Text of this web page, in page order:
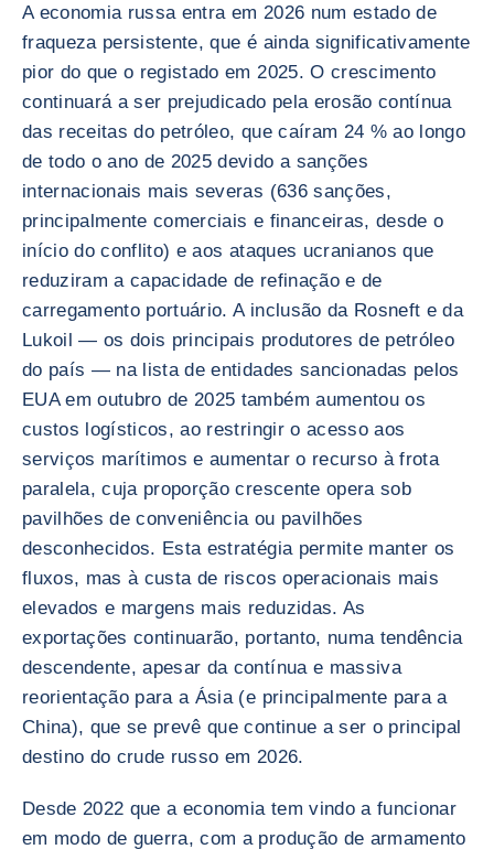
A economia russa entra em 2026 num estado de
fraqueza persistente, que é ainda significativamente
pior do que o registado em 2025. O crescimento
continuará a ser prejudicado pela erosão contínua
das receitas do petróleo, que caíram 24 % ao longo
de todo o ano de 2025 devido a sanções
internacionais mais severas (636 sanções,
principalmente comerciais e financeiras, desde o
início do conflito) e aos ataques ucranianos que
reduziram a capacidade de refinação e de
carregamento portuário. A inclusão da Rosneft e da
Lukoil — os dois principais produtores de petróleo
do país — na lista de entidades sancionadas pelos
EUA em outubro de 2025 também aumentou os
custos logísticos, ao restringir o acesso aos
serviços marítimos e aumentar o recurso à frota
paralela, cuja proporção crescente opera sob
pavilhões de conveniência ou pavilhões
desconhecidos. Esta estratégia permite manter os
fluxos, mas à custa de riscos operacionais mais
elevados e margens mais reduzidas. As
exportações continuarão, portanto, numa tendência
descendente, apesar da contínua e massiva
reorientação para a Ásia (e principalmente para a
China), que se prevê que continue a ser o principal
destino do crude russo em 2026.
Desde 2022 que a economia tem vindo a funcionar
em modo de guerra, com a produção de armamento